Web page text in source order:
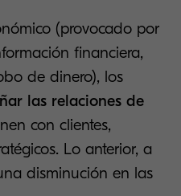
(provocado por
financiera,
de dinero), los
las relaciones de
con clientes,
Lo anterior, a
disminución en las